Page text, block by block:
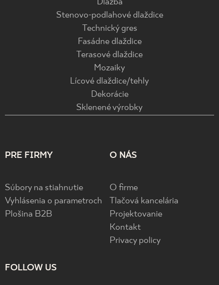
Dlažba
Stenovo-podlahové dlaždice
Technický gres
Fasádne dlaždice
Terasové dlaždice
Mozaiky
Lícové dlaždice/tehly
Dekorácie
Sklenené výrobky
PRE FIRMY
Súbory na stiahnutie
Vyhlásenia o parametroch
Plošina B2B
O NÁS
O firme
Tlačová kancelária
Projektovanie
Kontakt
Privacy policy
FOLLOW US